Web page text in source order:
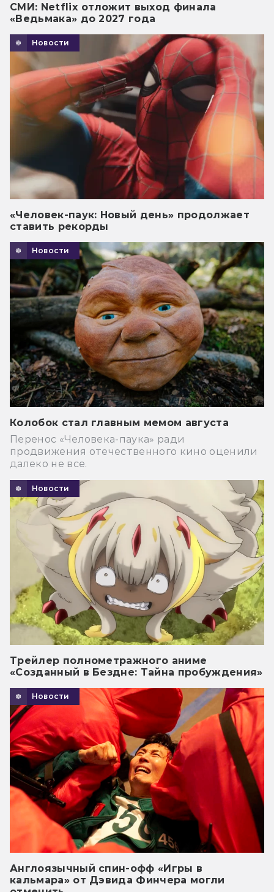
СМИ: Netflix отложит выход финала
«Ведьмака» до 2027 года
Новости
«Человек-паук: Новый день» продолжает
ставить рекорды
Новости
Колобок стал главным мемом августа
Перенос «Человека-паука» ради
продвижения отечественного кино оценили
далеко не все.
Новости
Трейлер полнометражного аниме
«Созданный в Бездне: Тайна пробуждения»
Новости
Англоязычный спин-офф «Игры в
кальмара» от Дэвида Финчера могли